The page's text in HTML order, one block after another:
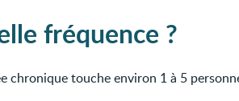
fréquence ?
chronique touche environ 1 à 5